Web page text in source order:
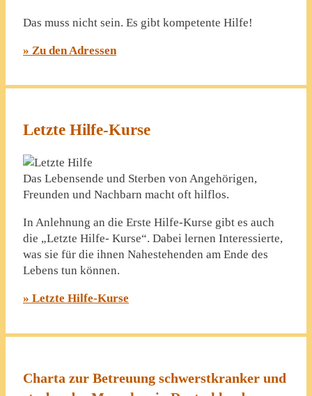
Das muss nicht sein. Es gibt kompetente Hilfe!
» Zu den Adressen
Letzte Hilfe-Kurse
Das Lebensende und Sterben von Angehörigen,
Freunden und Nachbarn macht oft hilflos.
In Anlehnung an die Erste Hilfe-Kurse gibt es auch
die „Letzte Hilfe- Kurse“. Dabei lernen Interessierte,
was sie für die ihnen Nahestehenden am Ende des
Lebens tun können.
» Letzte Hilfe-Kurse
Charta zur Betreuung schwerstkranker und